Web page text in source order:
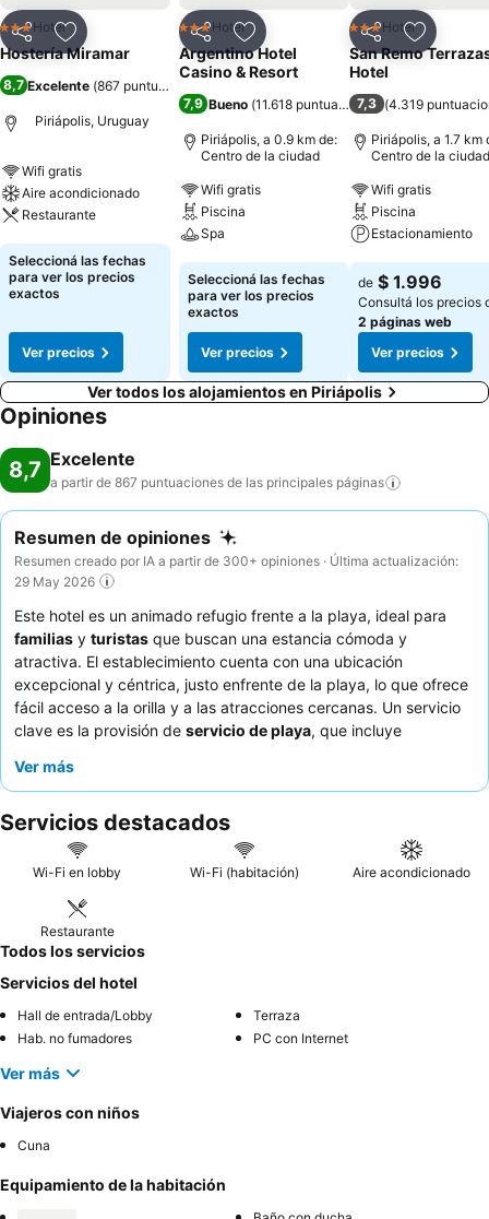
CompartirAñadir a favoritos
3 Estrellas
Hotel
Hostería Miramar
8,7 Excelente (867 puntuaciones
Piriápolis, Uruguay
Wifi gratis
Aire acondicionado
Restaurante
Ver precios
Seleccioná las fechas
para ver los precios
exactos
Ver precios
CompartirAñadir a favoritos
3 Estrellas
Hotel
Argentino Hotel
Casino & Resort
7,9 Bueno (11.618 puntuaciones )
Piriápolis, a 0.9 km de:
Centro de la ciudad
Wifi gratis
Piscina
Spa
Ver precios
Seleccioná las fechas
para ver los precios
exactos
Ver precios
CompartirAñadir
3 Estrellas
Hotel
San Remo
Hotel
7,3 (4.319
Piriápolis, a 1.7 km
Centro de la ciudad
Wifi gratis
Piscina
Estacionamiento
Ver precios
de $ 1.996
Consultá los precios
2 páginas web
Ver precios
Ver todos los alojamientos en Piriápolis
Opiniones
8,7 Excelente
a partir de 867 puntuaciones de las principales páginas
Resumen de opiniones
Resumen creado por IA a partir de 300+ opiniones · Última actualización:
29 May 2026
Este hotel es un animado refugio frente a la playa, ideal para
familias y turistas que buscan una estancia cómoda y
atractiva. El establecimiento cuenta con una ubicación
excepcional y céntrica, justo enfrente de la playa, lo que ofrece
fácil acceso a la orilla y a las atracciones cercanas. Un servicio
clave es la provisión de servicio de playa, que incluye
experiencia junto al mar. Los huéspedes elogian
eldesayuno bufépor sus ofertas caseras y variadas, que
incluyen opciones sin gluten bajo petición. Para una experiencia
verdaderamente lujosa, considere reservar una de las
espacioso confort.
Ver más
Servicios destacados
Wi-Fi en lobby Wi-Fi (habitación) Aire acondicionado
Restaurante
Todos los servicios
Servicios del hotel
Hall de entrada/Lobby
Terraza
Hab. no fumadores
PC con Internet
Ver más
Viajeros con niños
Cuna
Equipamiento de la habitación